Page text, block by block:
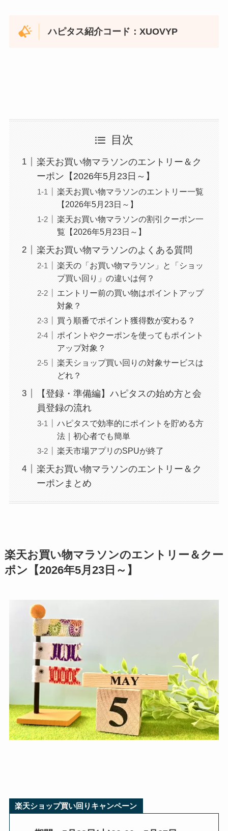
ハピタス紹介コード：XUOVYP
目次
楽天お買い物マラソンのエントリー＆ク
ーポン【2026年5月23日～】
楽天お買い物マラソンのエントリー一覧
【2026年5月23日～】
楽天お買い物マラソンの割引クーポン一
覧【2026年5月23日～】
楽天お買い物マラソンのよくある質問
楽天の「お買い物マラソン」と「ショッ
プ買い回り」の違いは何？
エントリー前の買い物はポイントアップ
対象？
買う順番でポイント獲得数が変わる？
ポイントやクーポンを使ってもポイント
アップ対象？
楽天ショップ買い回りの対象サービスは
どれ？
【登録・準備編】ハピタスの始め方と会
員登録の流れ
ハピタスで効率的にポイントを貯める方
法｜初心者でも簡単
楽天市場アプリのSPUが終了
楽天お買い物マラソンのエントリー＆ク
ーポンまとめ
楽天お買い物マラソンのエントリー＆クー
ポン【2026年5月23日～】
楽天ショップ買い回りキャンペーン